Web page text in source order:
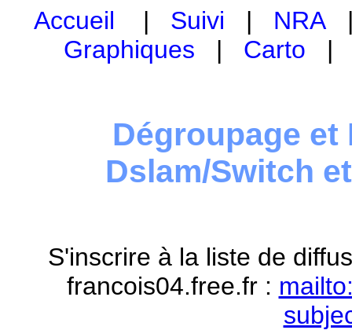
Accueil | Suivi | NRA
Graphiques | Carto
Dégroupage et
Dslam/Switch
S'inscrire à la liste de
francois04.free.fr :